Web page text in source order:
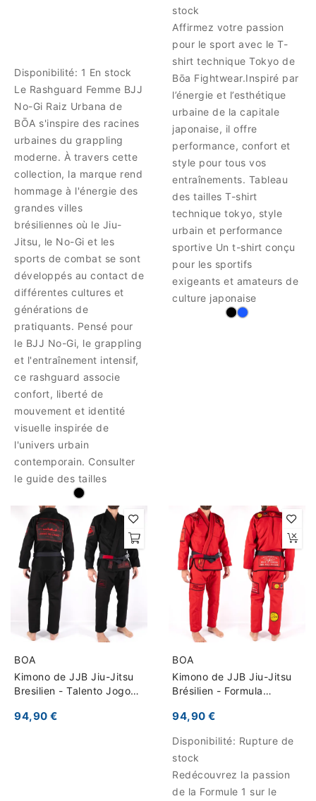
Disponibilité: 1 En stock
Le Rashguard Femme BJJ
No-Gi Raiz Urbana de
BŌA s'inspire des racines
urbaines du grappling
moderne. À travers cette
collection, la marque rend
hommage à l'énergie des
grandes villes
brésiliennes où le Jiu-
Jitsu, le No-Gi et les
sports de combat se sont
développés au contact de
différentes cultures et
générations de
pratiquants. Pensé pour
le BJJ No-Gi, le grappling
et l'entraînement intensif,
ce rashguard associe
confort, liberté de
mouvement et identité
visuelle inspirée de
l'univers urbain
contemporain. Consulter
le guide des tailles
stock
Affirmez votre passion
pour le sport avec le T-
shirt technique Tokyo de
Bōa Fightwear.Inspiré par
l’énergie et l’esthétique
urbaine de la capitale
japonaise, il offre
performance, confort et
style pour tous vos
entraînements. Tableau
des tailles T-shirt
technique tokyo, style
urbain et performance
sportive Un t-shirt conçu
pour les sportifs
exigeants et amateurs de
culture japonaise
BOA
Kimono de JJB Jiu-Jitsu
Bresilien - Talento Jogo
94,90 €
BOA
Kimono de JJB Jiu-Jitsu
Brésilien - Formula
94,90 €
Disponibilité: Rupture de
stock
Redécouvrez la passion
de la Formule 1 sur le